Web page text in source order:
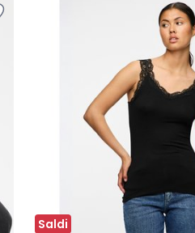
Saldi